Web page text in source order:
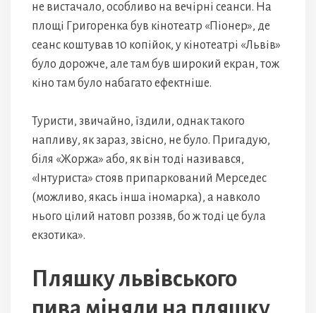
не вистачало, особливо на вечірні сеанси. На
площі Григоренка був кінотеатр «Піонер», де
сеанс коштував 10 копійок, у кінотеатрі «Львів»
було дорожче, але там був широкий екран, тож
кіно там було набагато ефектніше.
Туристи, звичайно, їздили, однак такого
напливу, як зараз, звісно, не було. Пригадую,
біля «Жоржа» або, як він тоді називався,
«Інтуриста» стояв припаркований Мерседес
(можливо, якась інша іномарка), а навколо
нього цілий натовп роззяв, бо ж тоді це була
екзотика».
Пляшку львівського